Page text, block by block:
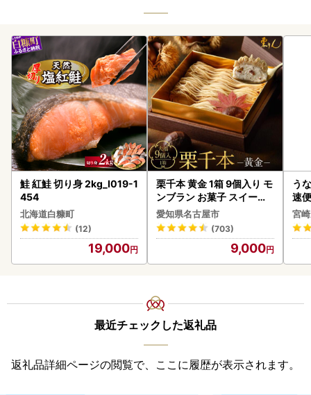
鮭 紅鮭 切り身 2kg_I019-1
454
北海道白糠町
(12)
19,000
栗千本 黄金 1箱 9個入り モ
ンブラン お菓子 スイーツ
デザート モンブラン 人気
愛知県名古屋市
(703)
9,000
う
速
g以
宮
最近チェックした返礼品
返礼品詳細ページの閲覧で、ここに履歴が表示されます。